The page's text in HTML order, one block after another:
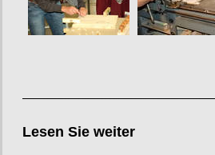
Lesen Sie weiter